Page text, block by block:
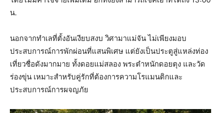
น.
นอกจากทำเลที่ตั้งอันเงียบสงบ วิศามาแม่จัน ไม่เพียงมอบ
ประสบการณ์การพักผ่อนที่แสนพิเศษ แต่ยังเป็นประตูสู่แหล่งท่อง
เที่ยวชื่อดังมากมาย ทั้งดอยแม่สลอง พระตำหนักดอยตุง และวัด
ร่องขุ่น เหมาะสำหรับคู่รักที่ต้องการความโรแมนติกและ
ประสบการณ์การผจญภัย